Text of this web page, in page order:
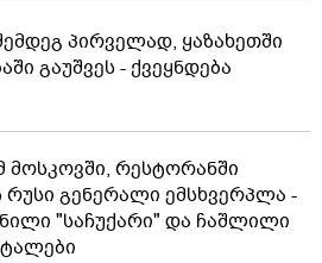
პირველად, ყაზახეთში
გაუშვეს - ქვეყნდება
რესტორანში
გენერალი ემსხვერპლა -
"საჩუქარი" და ჩაშლილი